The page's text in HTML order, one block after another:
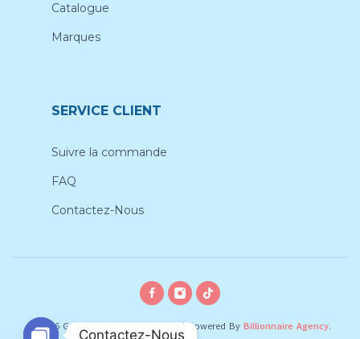
Catalogue
Marques
SERVICE CLIENT
Suivre la commande
FAQ
Contactez-Nous
© 2026 Gobebe, All rights reserved|Powered By Billionnaire Agency.
Contactez-Nous